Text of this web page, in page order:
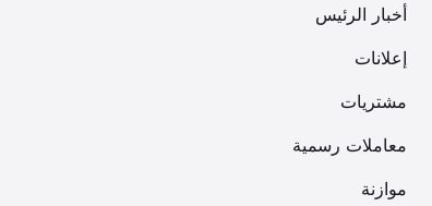
أخبار الرئيس
إعلانات
مشتريات
معاملات رسمية
موازنة